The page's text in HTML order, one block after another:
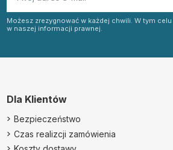
Możesz zrezygnować w każdej chwili. W tym
w naszej informacji prawnej.
Dla Klientów
Bezpieczeństwo
Czas realizcji zamówienia